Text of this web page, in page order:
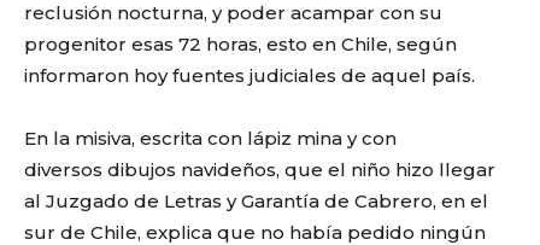
reclusión nocturna, y poder acampar con su
progenitor esas 72 horas, esto en Chile, según
informaron hoy fuentes judiciales de aquel país.
En la misiva, escrita con lápiz mina y con
diversos dibujos navideños, que el niño hizo llegar
al Juzgado de Letras y Garantía de Cabrero, en el
sur de Chile, explica que no había pedido ningún